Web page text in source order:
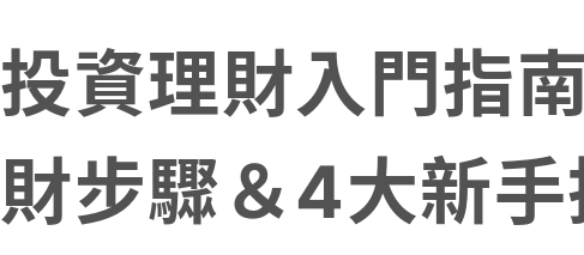
投資理財入門指
財步驟＆4大新